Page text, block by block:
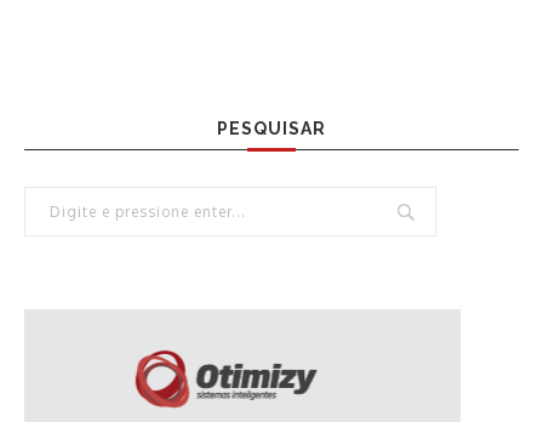
PESQUISAR